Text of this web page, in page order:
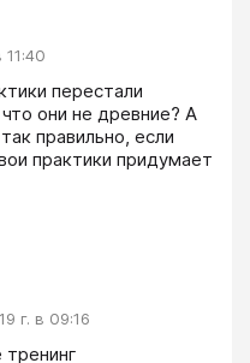
11:40
перестали
они не древние? А
правильно, если
практики придумает
г. в 09:16